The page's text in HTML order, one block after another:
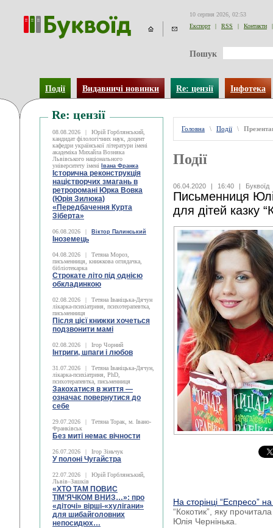
10 серпня 2026, 02:53
Експорт
| RSS | Контакти |
Пошук
Події Видавничі новинки Re: цензії Інфотека
Re: цензії
08.08.2026 |
Юрій Горблянський,
кандидат філологічних наук, доцент
кафедри української літератури імені
академіка Михайла Возняка
Львівського національного
університету імені
Івана Франка
Історична реконструкція
націєтворчих змагань в
ретроромані Юрка Вовка
(Юрія Зилюка)
«Передбачення Курта
Зіберта»
06.08.2026 | Віктор Палинський
Іноземець
04.08.2026 |
Тетяна Мороз,
письменниця, книжкова оглядачка,
бібліотекарка
Строкате літо під однією
обкладинкою
02.08.2026 |
Тетяна Іваніцька-Дячун
лікарка-психіатриня, психотерапевтка,
письменниця
Після цієї книжки хочеться
подзвонити мамі
02.08.2026 | Ігор Чорний
Інтриги, шпаги і любов
31.07.2026 |
Тетяна Іваніцька-Дячун,
лікарка-психіатриня, PhD,
психотерапевтка, письменниця
Закохатися в життя —
означає повернутися до
себе
29.07.2026 |
Тетяна Торак, м. Івано-
Франківськ
Без миті немає вічности
26.07.2026 | Ігор Зіньчук
У полоні Чугайстра
22.07.2026 |
Юрій Горблянський,
Львів–Зашків
«ХТО ТАМ ПОВИС
ТІМ’ЯЧКОМ ВНИЗ…»: про
«діточі» вірші-«хулігани»
для шибайголовних
непосидюх…
Головна \ Події \
Події
06.04.2020 | 16:40 | Буквоїд
Письменниця
для дітей казку
На сторінці “Еспресо”
“Кокотик”, яку
Юлія Чернінька.